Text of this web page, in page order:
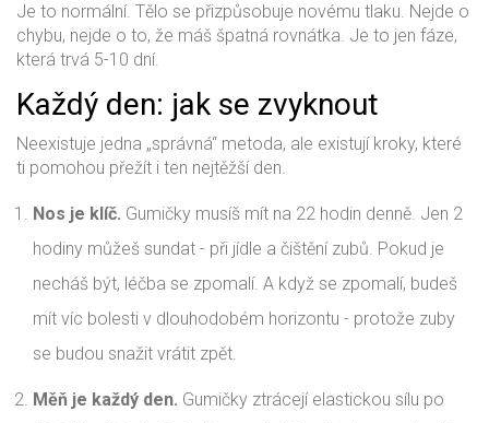
Je to normální. Tělo se přizpůsobuje novému tlaku. Nejde o
chybu, nejde o to, že máš špatná rovnátka. Je to jen fáze,
která trvá 5-10 dní.
Každý den: jak se zvyknout
Neexistuje jedna „správná“ metoda, ale existují kroky, které
ti pomohou přežít i ten nejtěžší den.
Nos je klíč. Gumičky musíš mít na 22 hodin denně. Jen 2
hodiny můžeš sundat - při jídle a čištění zubů. Pokud je
necháš být, léčba se zpomalí. A když se zpomalí, budeš
mít víc bolesti v dlouhodobém horizontu - protože zuby
se budou snažit vrátit zpět.
Měň je každý den. Gumičky ztrácejí elastickou sílu po